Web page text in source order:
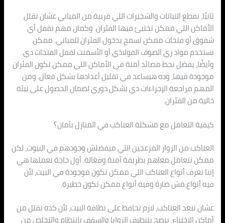
ثانيًا، نقطع النباتات والشجيرات اللي قريبة من المباني عشان نقلل
الأماكن اللي ممكن تختبئ فيها الفئران. وكمان مهم نقفل أي
شقوق أو فتحات ممكن تسمح بدخول الفئران للمباني. ممكن
نستخدم مواد زي الصوف الفولاذي أو الأسمنت لقفل الفتحات دي.
وأيضًا، يفضل نحط مصائد آمنة في الأماكن اللي ممكن تكون الفئران
موجودة فيها، وده هيساعد في تقليل أعدادها بشكل فعال. ومن
المهم مراجعة الإجراءات دي بشكل دوري لضمان الحصول على بيئة
خالية من الفئران.
كيفية التعامل مع مشكلة العناكب في المنازل بأمان؟
العناكب من الزوار المزعجين اللي ميفضلش وجودهم في البيوت، لكن
ممكن نتعامل معاهم بطريقة آمنة وفعّالة. أول حاجة نعملها هي
إننا نعرف أنواع العناكب اللي ممكن تكون موجودة في البيت، لأن
فيه أنواع مش ضارة وفيه أنواع ممكن تكون خطيرة.
عشان نبعد العناكب، لازم نحافظ على نظافة البيت، لأن كده نقلل من
أماكن الاختباء. ينصح بتنظيف الزوايا والسقف بانتظام والتخلص من